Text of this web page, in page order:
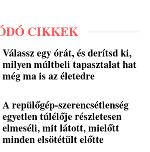
CIKKEK
Válassz egy órát, és derítsd ki,
milyen múltbeli tapasztalat hat
még ma is az életedre
A repülőgép-szerencsétlenség
egyetlen túlélője részletesen
elmeséli, mit látott, mielőtt
minden elsötétült előtte